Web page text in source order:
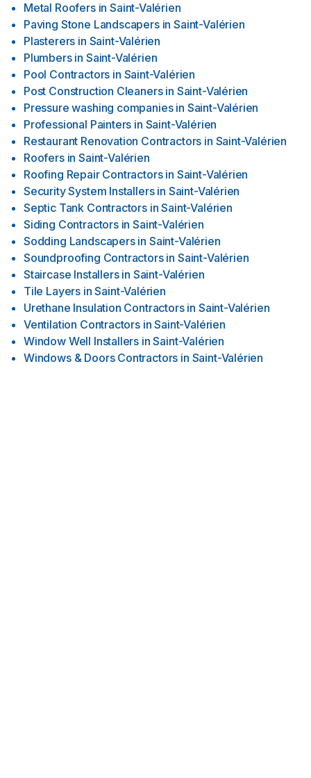
Metal Roofers in Saint-Valérien
Paving Stone Landscapers in Saint-Valérien
Plasterers in Saint-Valérien
Plumbers in Saint-Valérien
Pool Contractors in Saint-Valérien
Post Construction Cleaners in Saint-Valérien
Pressure washing companies in Saint-Valérien
Professional Painters in Saint-Valérien
Restaurant Renovation Contractors in Saint-Valérien
Roofers in Saint-Valérien
Roofing Repair Contractors in Saint-Valérien
Security System Installers in Saint-Valérien
Septic Tank Contractors in Saint-Valérien
Siding Contractors in Saint-Valérien
Sodding Landscapers in Saint-Valérien
Soundproofing Contractors in Saint-Valérien
Staircase Installers in Saint-Valérien
Tile Layers in Saint-Valérien
Urethane Insulation Contractors in Saint-Valérien
Ventilation Contractors in Saint-Valérien
Window Well Installers in Saint-Valérien
Windows & Doors Contractors in Saint-Valérien